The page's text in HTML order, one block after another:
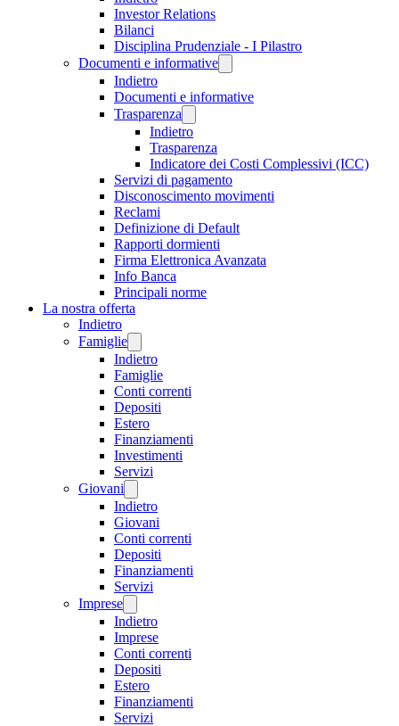
Investor Relations
Bilanci
Disciplina Prudenziale - I Pilastro
Documenti e informative
Indietro
Documenti e informative
Trasparenza
Indietro
Trasparenza
Indicatore dei Costi Complessivi (ICC)
Servizi di pagamento
Disconoscimento movimenti
Reclami
Definizione di Default
Rapporti dormienti
Firma Elettronica Avanzata
Info Banca
Principali norme
La nostra offerta
Indietro
Famiglie
Indietro
Famiglie
Conti correnti
Depositi
Estero
Finanziamenti
Investimenti
Servizi
Giovani
Indietro
Giovani
Conti correnti
Depositi
Finanziamenti
Servizi
Imprese
Indietro
Imprese
Conti correnti
Depositi
Estero
Finanziamenti
Servizi